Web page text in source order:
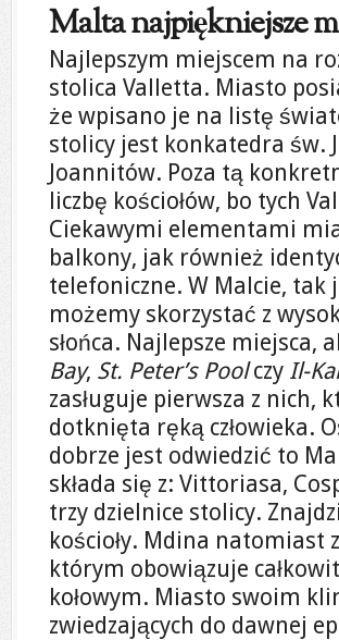
Malta najpiękniejsze
Najlepszym miejscem na
stolica Valletta. Miasto
że wpisano je na listę
stolicy jest konkatedra św.
Joannitów. Poza tą
liczbę kościołów, bo tych
Ciekawymi elementami
balkony, jak również
telefoniczne. W Malcie,
możemy skorzystać z
słońca. Najlepsze miejsca,
Bay, St. Peter’s Poolczy Il-
zasługuje pierwsza z nich,
dotknięta ręką człowieka.
dobrze jest odwiedzić to
składa się z: Vittoriasa,
trzy dzielnice stolicy.
kościoły. Mdina natomiast
którym obowiązuje
kołowym. Miasto swoim
zwiedzających do dawnej